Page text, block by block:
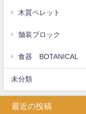
木質ペレット
舗装ブロック
食器 BOTANICAL
未分類
最近の投稿